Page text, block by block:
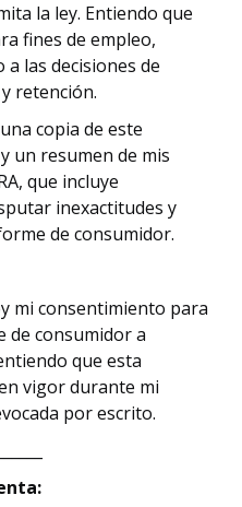
la ley. Entiendo que
fines de empleo,
las decisiones de
retención.
copia de este
un resumen de mis
que incluye
inexactitudes y
de consumidor.
mi consentimiento para
de consumidor a
que esta
vigor durante mi
por escrito.